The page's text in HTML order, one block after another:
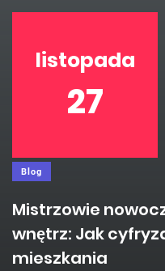
listopada
27
Blog
Mistrzowie
wnętrz: Jak
mieszkania